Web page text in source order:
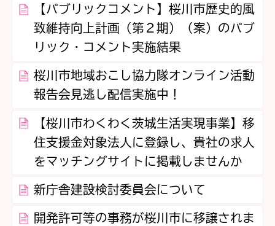
【パブリックコメント】桜川市歴史的風
致維持向上計画（第２期）（案）のパブ
リック・コメント実施結果
桜川市地域おこし協力隊オンライン活動
報告会見逃し配信実施中！
【桜川市わくわく茨城生活実現事業】移
住支援金対象法人に登録し、貴社の求人
をマッチングサイトに掲載しませんか
新庁舎建設検討委員会について
開発許可等の事務が桜川市に移譲されま